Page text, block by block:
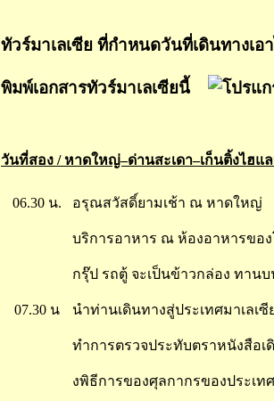
ทัวร์มาเลเซีย ที่กำหนดวันที่เดินทางเอ
พิมพ์เอกสารทัวร์มาเลเซียนี้
วันที่สอง / หาดใหญ่–ด่านสะเดา–เก็นติ้งไฮแ
06.30 น. อรุณสวัสดิ์ยามเช้า ณ หาดใหญ่
บริการอาหาร ณ ห้องอาหารขอ
กรุ๊ป รถตู้ จะเป็นข้าวกล่อง ทาน
07.30 น นำท่านเดินทางสู่ประเทศมาเลเ
ทำการตรวจประทับตราหนังสือเ
งพิธีการของศุลกากรของประเท